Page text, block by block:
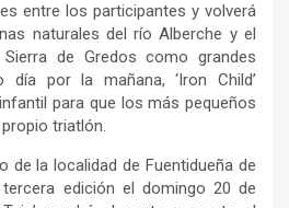
entre los participantes y volverá
naturales del río Alberche y el
de Gredos como grandes
día por la mañana, ‘Iron Child’
para que los más pequeños
triatlón.
de la localidad de Fuentidueña de
edición el domingo 20 de